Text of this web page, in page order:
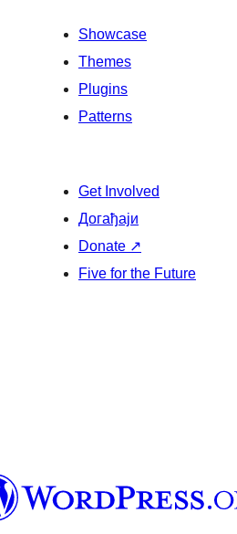
Showcase
Themes
Plugins
Patterns
Get Involved
Догађаји
Donate ↗
Five for the Future